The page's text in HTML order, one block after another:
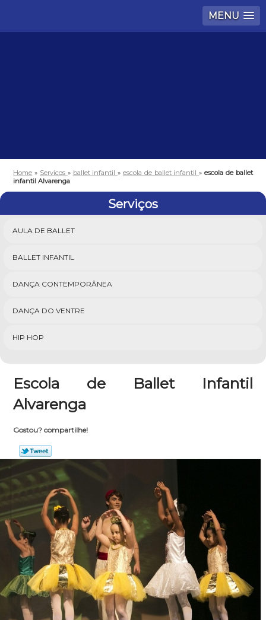
MENU
Home » Serviços » ballet infantil»escola de ballet infantil»escola de ballet
infantil Alvarenga
Serviços
AULA DE BALLET
BALLET INFANTIL
DANÇA CONTEMPORÂNEA
DANÇA DO VENTRE
HIP HOP
Escola de Ballet Infantil
Alvarenga
Gostou? compartilhe!